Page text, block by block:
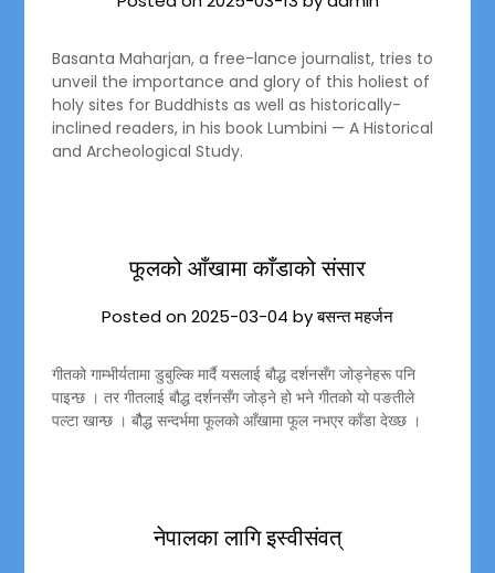
Basanta Maharjan, a free-lance journalist, tries to
unveil the importance and glory of this holiest of
holy sites for Buddhists as well as historically-
inclined readers, in his book Lumbini — A Historical
and Archeological Study.
फूलको आँखामा काँडाको संसार
Posted on2025-03-04 byबसन्त महर्जन
गीतको गाम्भीर्यतामा डुबुल्कि मार्दै यसलाई बौद्ध दर्शनसँग जोड्नेहरू पनि
पाइन्छ । तर गीतलाई बौद्ध दर्शनसँग जोड्ने हो भने गीतको यो पङतीले
पल्टा खान्छ । बौैद्ध सन्दर्भमा फूलको आँखामा फूल नभएर काँडा देख्छ ।
नेपालका लागि इस्वीसंवत्